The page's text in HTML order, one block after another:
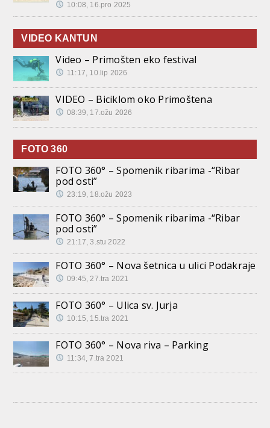
10:08, 16.pro 2025
VIDEO KANTUN
Video – Primošten eko festival
11:17, 10.lip 2026
VIDEO – Biciklom oko Primoštena
08:39, 17.ožu 2026
FOTO 360
FOTO 360° – Spomenik ribarima -“Ribar
pod osti”
23:19, 18.ožu 2023
FOTO 360° – Spomenik ribarima -“Ribar
pod osti”
21:17, 3.stu 2022
FOTO 360° – Nova šetnica u ulici Podakraje
09:45, 27.tra 2021
FOTO 360° – Ulica sv. Jurja
10:15, 15.tra 2021
FOTO 360° – Nova riva – Parking
11:34, 7.tra 2021